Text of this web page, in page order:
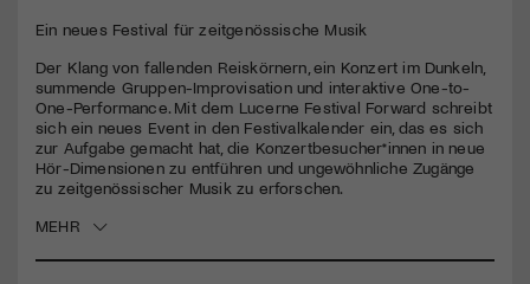
Ein neues Festival für zeitgenössische Musik
Der Klang von fallenden Reiskörnern, ein Konzert im Dunkeln,
summende Gruppen-Improvisation und interaktive One-to-
One-Performance. Mit dem Lucerne Festival Forward schreibt
sich ein neues Event in den Festivalkalender ein, das es sich
zur Aufgabe gemacht hat, die Konzertbesucher*innen in neue
Hör-Dimensionen zu entführen und ungewöhnliche Zugänge
zu zeitgenössischer Musik zu erforschen.
MEHR
Jetzt Mitglied werden